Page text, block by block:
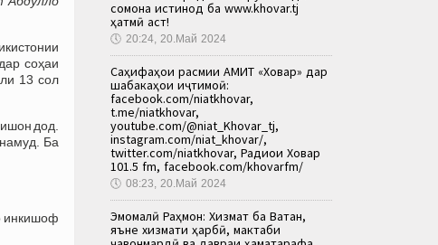
соҳаи
13 сол
дод.
Ба
инкишоф
сомона истинод ба www.khovar.tj
ҳатмӣ аст!
🕔 20:24, 20.Май 2024
Саҳифаҳои расмии АМИТ «Ховар» дар
шабакаҳои иҷтимоӣ:
facebook.com/niatkhovar,
t.me/niatkhovar,
youtube.com/@niat_Khovar_tj,
instagram.com/niat_khovar/,
twitter.com/niatkhovar, Радиои Ховар
101.5 fm, facebook.com/khovarfm/
🕔 08:23, 20.Май 2024
Эмомалӣ Раҳмон: Хизмат ба Ватан,
яъне хизмати ҳарбӣ, мактаби